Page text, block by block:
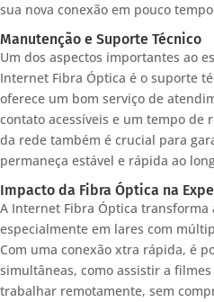
sua nova conexão em pouco
Manutenção e Suporte Técnico
Um dos aspectos importantes ao
Internet Fibra Óptica é o suporte
oferece um bom serviço de
contato acessíveis e um tempo de
da rede também é crucial para
permaneça estável e rápida ao
Impacto da Fibra Óptica na
A Internet Fibra Óptica
especialmente em lares com
Com uma conexão xtra rápida, é
simultâneas, como assistir a
trabalhar remotamente, sem